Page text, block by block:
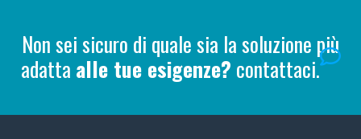
Non sei sicuro di quale sia la soluzione più
adatta alle tue esigenze? contattaci.